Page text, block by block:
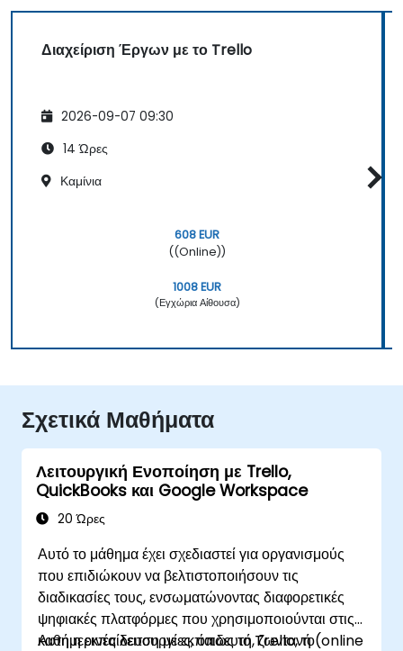
Διαχείριση Έργων με το Trello
2026-09-07 09:30
14 Ώρες
Καμίνια
608 EUR
((Online))
1008 EUR
(Εγχώρια Αίθουσα)
Σχετικά Μαθήματα
Λειτουργική Ενοποίηση με Trello,
QuickBooks και Google Workspace
20 Ώρες
Αυτό το μάθημα έχει σχεδιαστεί για οργανισμούς
που επιδιώκουν να βελτιστοποιήσουν τις
διαδικασίες τους, ενσωματώνοντας διαφορετικές
ψηφιακές πλατφόρμες που χρησιμοποιούνται στις
καθημερινές λειτουργίες, όπως το Trello, το
Αυτή η εκπαίδευση με εκπαιδευτή, ζωντανή (online